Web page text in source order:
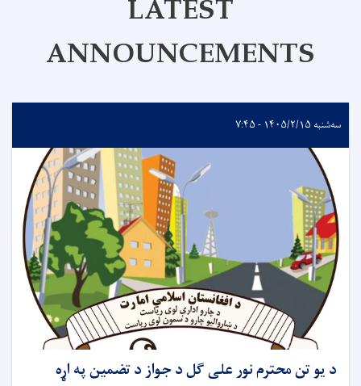
LATEST
ANNOUNCEMENTS
سه‌شنبه ۱۴۰۵/۲/۱۵ - ۷:۴۵
د یو تن محترم نور علی ګل د جواز د تضمین په اړه